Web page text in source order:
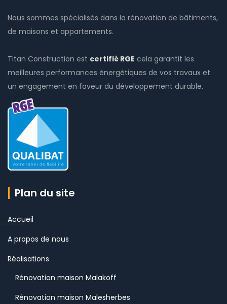
Nous sommes spécialisés dans la rénovation de bâtiments,
de maisons et appartements.
Titan Construction est certifié RGE cela garantit les
meilleures performances énergétiques de vos travaux et
un engagement en faveur du développement durable.
Plan du site
Accueil
A propos de nous
Réalisations
Rénovation maison Malakoff
Rénovation maison Malesherbes